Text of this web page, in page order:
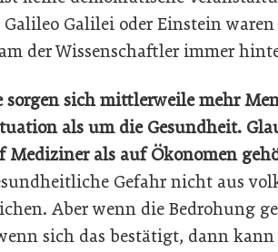
Galilei oder Einstein
der Wissenschaftler immer
sorgen sich mittlerweile mehr
als um die Gesundheit.
Mediziner als auf Ökonomen
Gefahr nicht aus
Aber wenn die Bedrohung
sich das bestätigt, dann